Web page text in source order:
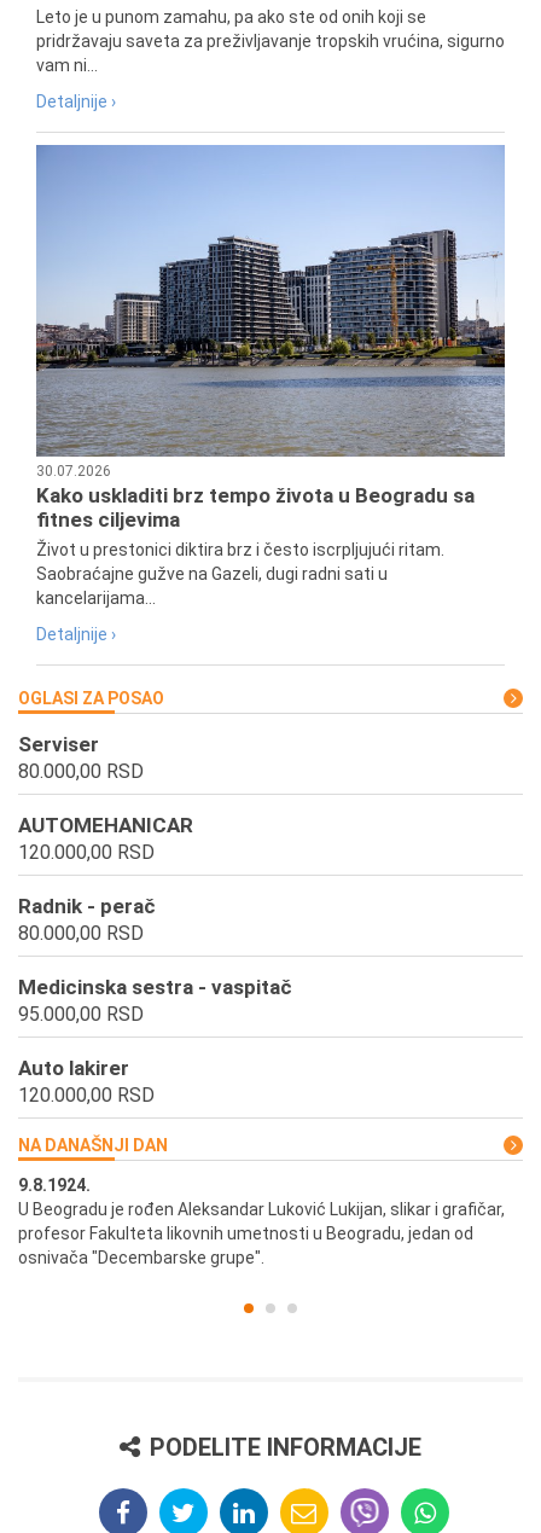
Leto je u punom zamahu, pa ako ste od onih koji se
pridržavaju saveta za preživljavanje tropskih vrućina, sigurno
vam ni...
Detaljnije ›
30.07.2026
Kako uskladiti brz tempo života u Beogradu sa
fitnes ciljevima
Život u prestonici diktira brz i često iscrpljujući ritam.
Saobraćajne gužve na Gazeli, dugi radni sati u
kancelarijama...
Detaljnije ›
OGLASI ZA POSAO
Serviser
80.000,00 RSD
AUTOMEHANICAR
120.000,00 RSD
Radnik - perač
80.000,00 RSD
Medicinska sestra - vaspitač
95.000,00 RSD
Auto lakirer
120.000,00 RSD
NA DANAŠNJI DAN
9.8.1924.
U Beogradu je rođen Aleksandar Luković Lukijan, slikar i grafičar,
profesor Fakulteta likovnih umetnosti u Beogradu, jedan od
osnivača "Decembarske grupe".
PODELITE INFORMACIJE